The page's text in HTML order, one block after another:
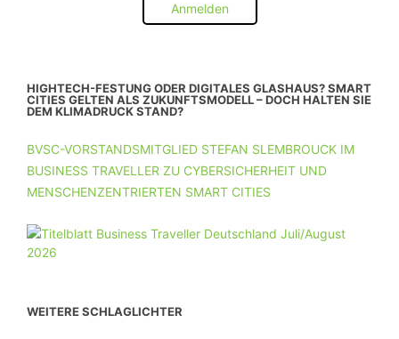
Anmelden
HIGHTECH-FESTUNG ODER DIGITALES GLASHAUS? SMART
CITIES GELTEN ALS ZUKUNFTSMODELL – DOCH HALTEN SIE
DEM KLIMADRUCK STAND?
BVSC-VORSTANDSMITGLIED STEFAN SLEMBROUCK IM
BUSINESS TRAVELLER ZU CYBERSICHERHEIT UND
MENSCHENZENTRIERTEN SMART CITIES
WEITERE SCHLAGLICHTER